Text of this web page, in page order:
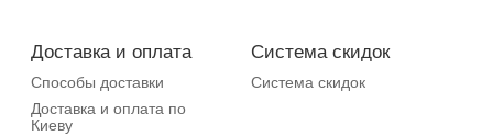
Доставка и оплата
Способы доставки
Доставка и оплата по
Киеву
Система скидок
Система скидок